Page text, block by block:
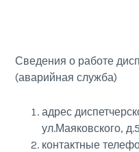
Сведения о работе
(аварийная служба)
адрес
ул.Маяковского, д.5
контактные